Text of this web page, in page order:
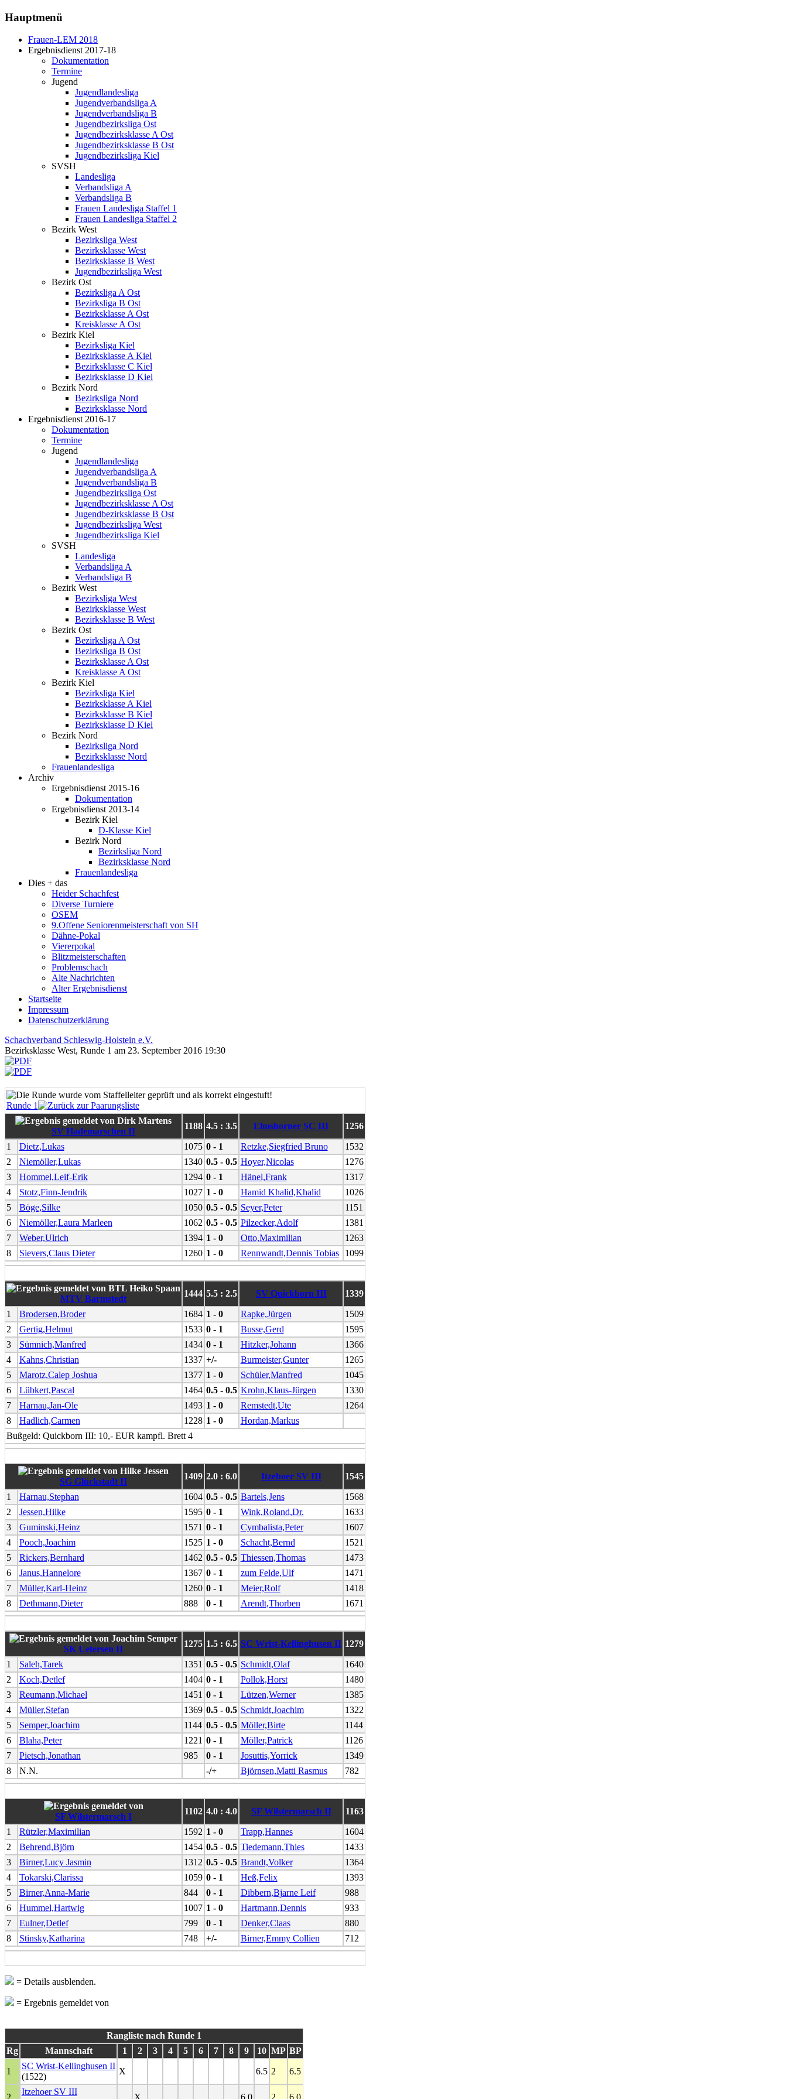
Hauptmenü
Frauen-LEM 2018
Ergebnisdienst 2017-18
Dokumentation
Termine
Jugend
Jugendlandesliga
Jugendverbandsliga A
Jugendverbandsliga B
Jugendbezirksliga Ost
Jugendbezirksklasse A Ost
Jugendbezirksklasse B Ost
Jugendbezirksliga Kiel
SVSH
Landesliga
Verbandsliga A
Verbandsliga B
Frauen Landesliga Staffel 1
Frauen Landesliga Staffel 2
Bezirk West
Bezirksliga West
Bezirksklasse West
Bezirksklasse B West
Jugendbezirksliga West
Bezirk Ost
Bezirksliga A Ost
Bezirksliga B Ost
Bezirksklasse A Ost
Kreisklasse A Ost
Bezirk Kiel
Bezirksliga Kiel
Bezirksklasse A Kiel
Bezirksklasse C Kiel
Bezirksklasse D Kiel
Bezirk Nord
Bezirksliga Nord
Bezirksklasse Nord
Ergebnisdienst 2016-17
Dokumentation
Termine
Jugend
Jugendlandesliga
Jugendverbandsliga A
Jugendverbandsliga B
Jugendbezirksliga Ost
Jugendbezirksklasse A Ost
Jugendbezirksklasse B Ost
Jugendbezirksliga West
Jugendbezirksliga Kiel
SVSH
Landesliga
Verbandsliga A
Verbandsliga B
Bezirk West
Bezirksliga West
Bezirksklasse West
Bezirksklasse B West
Bezirk Ost
Bezirksliga A Ost
Bezirksliga B Ost
Bezirksklasse A Ost
Kreisklasse A Ost
Bezirk Kiel
Bezirksliga Kiel
Bezirksklasse A Kiel
Bezirksklasse B Kiel
Bezirksklasse D Kiel
Bezirk Nord
Bezirksliga Nord
Bezirksklasse Nord
Frauenlandesliga
Archiv
Ergebnisdienst 2015-16
Dokumentation
Ergebnisdienst 2013-14
Bezirk Kiel
D-Klasse Kiel
Bezirk Nord
Bezirksliga Nord
Bezirksklasse Nord
Frauenlandesliga
Dies + das
Heider Schachfest
Diverse Turniere
OSEM
9.Offene Seniorenmeisterschaft von SH
Dähne-Pokal
Viererpokal
Blitzmeisterschaften
Problemschach
Alte Nachrichten
Alter Ergebnisdienst
Startseite
Impressum
Datenschutzerklärung
Schachverband Schleswig-Holstein e.V.
Bezirksklasse West, Runde 1 am 23. September 2016 19:30
Runde 1
SV Hademarschen II
1188 4.5 : 3.5 Elmshorner SC III 1256
1 Dietz,Lukas 1075 0 - 1 Retzke,Siegfried Bruno
1532
2
Niemöller,Lukas 1340 0.5 - 0.5 Hoyer,Nicolas
1276
3
Hommel,Leif-Erik 1294 0 - 1 Hänel,Frank
1317
4
Stotz,Finn-Jendrik 1027 1 - 0 Hamid Khalid,Khalid
1026
5
Böge,Silke 1050 0.5 - 0.5 Seyer,Peter
1151
6
Niemöller,Laura Marleen 1062 0.5 - 0.5 Pilzecker,Adolf
1381
7
Weber,Ulrich 1394 1 - 0 Otto,Maximilian
1263
8
Sievers,Claus Dieter 1260 1 - 0 Rennwandt,Dennis Tobias 1099
MTV Barmstedt
1444 5.5 : 2.5 SV Quickborn III 1339
1 Brodersen,Broder 1684 1 - 0 Rapke,Jürgen
1509
2
Gertig,Helmut 1533 0 - 1 Busse,Gerd
1595
3
Sümnich,Manfred 1434 0 - 1 Hitzker,Johann
1366
4
Kahns,Christian 1337 +/- Burmeister,Gunter
1265
5
Marotz,Calep Joshua 1377 1 - 0 Schüler,Manfred
1045
6
Lübkert,Pascal 1464 0.5 - 0.5 Krohn,Klaus-Jürgen
1330
7
Harnau,Jan-Ole 1493 1 - 0 Remstedt,Ute
1264
8
Hadlich,Carmen 1228 1 - 0
Hordan,Markus
Bußgeld: Quickborn III: 10,- EUR kampfl. Brett 4
SG Glückstadt II
1409 2.0 : 6.0 Itzehoer SV III 1545
1 Harnau,Stephan 1604 0.5 - 0.5 Bartels,Jens
1568
2
Jessen,Hilke 1595 0 - 1 Wink,Roland,Dr.
1633
3
Guminski,Heinz 1571 0 - 1 Cymbalista,Peter
1607
4
Pooch,Joachim 1525 1 - 0 Schacht,Bernd
1521
5
Rickers,Bernhard 1462 0.5 - 0.5 Thiessen,Thomas
1473
6
Janus,Hannelore 1367 0 - 1 zum Felde,Ulf
1471
7
Müller,Karl-Heinz 1260 0 - 1 Meier,Rolf
1418
8
Dethmann,Dieter 888 0 - 1 Arendt,Thorben 1671
SK Uetersen II
1275 1.5 : 6.5 SC Wrist-Kellinghusen II 1279
1 Saleh,Tarek 1351 0.5 - 0.5 Schmidt,Olaf
1640
2
Koch,Detlef 1404 0 - 1 Pollok,Horst
1480
3
Reumann,Michael 1451 0 - 1 Lützen,Werner
1385
4
Müller,Stefan 1369 0.5 - 0.5 Schmidt,Joachim
1322
5
Semper,Joachim 1144 0.5 - 0.5 Möller,Birte
1144
6
Blaha,Peter 1221 0 - 1 Möller,Patrick
1126
7
Pietsch,Jonathan 985 0 - 1 Josuttis,Yorrick
1349
8
N.N. -/+ Björnsen,Matti Rasmus 782
SF Wilstermarsch I
1102 4.0 : 4.0 SF Wilstermarsch II 1163
1 Rützler,Maximilian 1592 1 - 0 Trapp,Hannes
1604
2
Behrend,Björn 1454 0.5 - 0.5 Tiedemann,Thies
1433
3
Birner,Lucy Jasmin 1312 0.5 - 0.5 Brandt,Volker
1364
4
Tokarski,Clarissa 1059 0 - 1 Heß,Felix
1393
5
Birner,Anna-Marie 844 0 - 1 Dibbern,Bjarne Leif
988
6
Hummel,Hartwig 1007 1 - 0 Hartmann,Dennis
933
7
Eulner,Detlef 799 0 - 1 Denker,Claas
880
8
Stinsky,Katharina 748 +/- Birner,Emmy Collien 712
= Details ausblenden.
= Ergebnis gemeldet von
Rangliste nach Runde 1
Rg
Mannschaft 1 2 3 4 5 6 7 8 9 10 MP BP
1
SC Wrist-Kellinghusen II
(1522)
X 6.5 2 6.5
Itzehoer SV III